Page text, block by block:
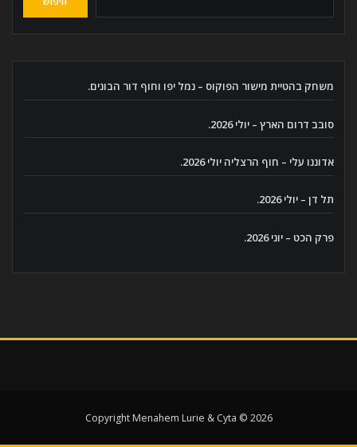
משחק בהטיית מישור הפוקוס – נמל יפו וחוף דור הבונים.
סובב דרום הארץ – יולי 2026.
אדוננו עלי – חוף הרצליה יולי 2026.
תל דן – יולי 2026.
פרק הכט – יוני 2026.
Copyright Menahem Lurie & Cyta © 2026